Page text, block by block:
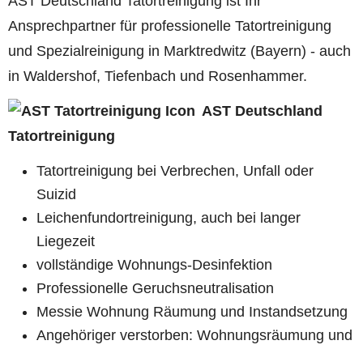
Ansprechpartner für professionelle Tatortreinigung
und Spezialreinigung in Marktredwitz (Bayern) - auch
in Waldershof, Tiefenbach und Rosenhammer.
AST Deutschland
Tatortreinigung
Tatortreinigung bei Verbrechen, Unfall oder
Suizid
Leichenfundortreinigung, auch bei langer
Liegezeit
vollständige Wohnungs-Desinfektion
Professionelle Geruchsneutralisation
Messie Wohnung Räumung und Instandsetzung
Angehöriger verstorben: Wohnungsräumung und